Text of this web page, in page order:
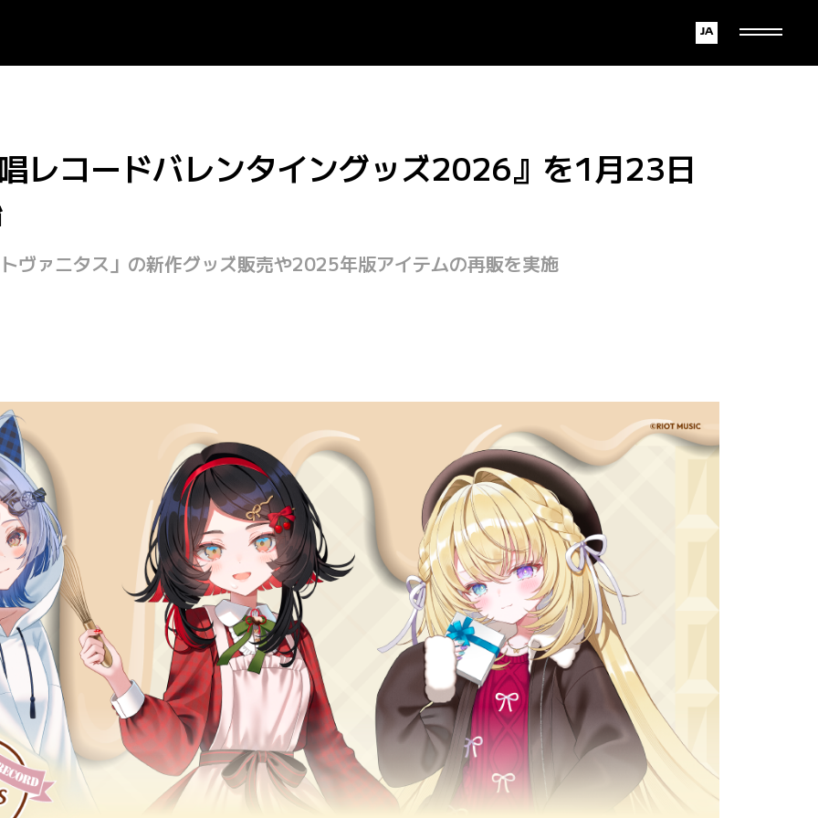
English
Japanese
レコードバレンタイングッズ2026』を1月23日
ヴァニタス」の新作グッズ販売や2025年版アイテムの再販を実施